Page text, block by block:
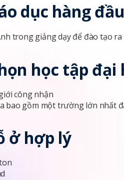
dục hàng
trong giảng dạy để đào tạo
học tập đại
công nhận
bao gồm một trường lớn nhất
ở hợp lý